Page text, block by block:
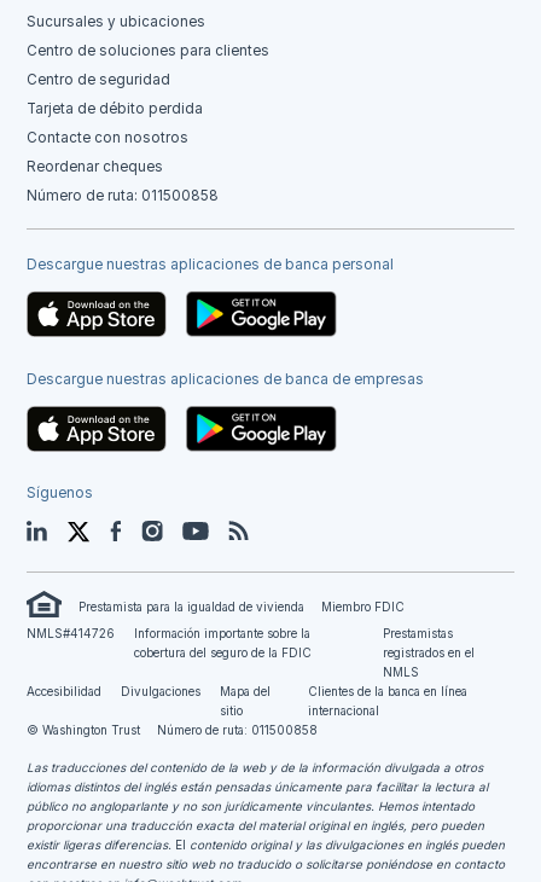
Sucursales y ubicaciones
Centro de soluciones para clientes
Centro de seguridad
Tarjeta de débito perdida
Contacte con nosotros
Reordenar cheques
Número de ruta: 011500858
Descargue nuestras aplicaciones de banca personal
Descargue nuestras aplicaciones de banca de empresas
Síguenos
LinkedIn TwitterFacebookInstagramYouTube
Prestamista para la igualdad de vivienda
Miembro FDIC
NMLS#414726
Información importante sobre la
cobertura del seguro de la FDIC
Prestamistas
registrados en el
NMLS
Accesibilidad
Divulgaciones
Mapa del
sitio
Clientes de la banca en línea
internacional
© Washington Trust
Número de ruta: 011500858
Las traducciones del contenido de la web y de la información divulgada a otros
idiomas distintos del inglés están pensadas únicamente para facilitar la lectura al
público no angloparlante y no son jurídicamente vinculantes. Hemos intentado
proporcionar una traducción exacta del material original en inglés, pero pueden
existir ligeras diferencias. El contenido original y las divulgaciones en inglés pueden
encontrarse en nuestro sitio web no traducido o solicitarse poniéndose en contacto